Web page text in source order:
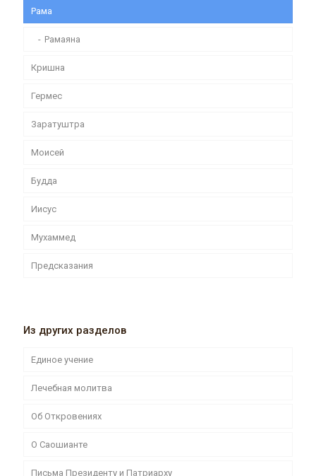
Рама
Рамаяна
Кришна
Гермес
Заратуштра
Моисей
Будда
Иисус
Мухаммед
Предсказания
Из других разделов
Единое учение
Лечебная молитва
Об Откровениях
О Саошианте
Письма Президенту и Патриарху